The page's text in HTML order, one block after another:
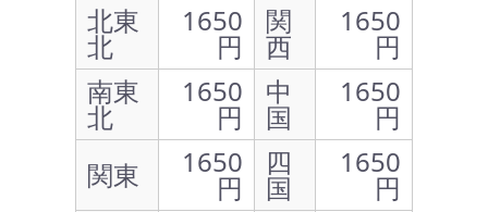
北東
北
1650
円
関
西
1650
円
南東
北
1650
円
中
国
1650
円
関東
1650
円
四
国
1650
円